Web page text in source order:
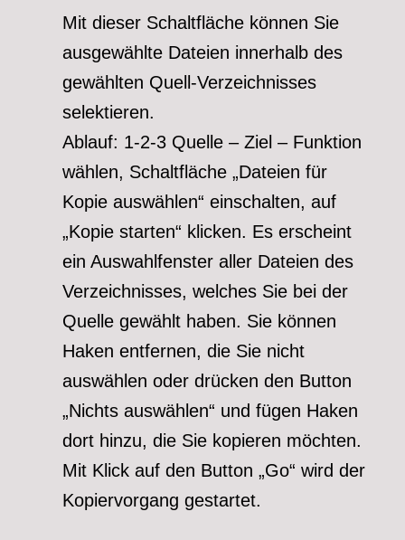
Mit dieser Schaltfläche können Sie
ausgewählte Dateien innerhalb des
gewählten Quell-Verzeichnisses
selektieren.
Ablauf: 1-2-3 Quelle – Ziel – Funktion
wählen, Schaltfläche „Dateien für
Kopie auswählen“ einschalten, auf
„Kopie starten“ klicken. Es erscheint
ein Auswahlfenster aller Dateien des
Verzeichnisses, welches Sie bei der
Quelle gewählt haben. Sie können
Haken entfernen, die Sie nicht
auswählen oder drücken den Button
„Nichts auswählen“ und fügen Haken
dort hinzu, die Sie kopieren möchten.
Mit Klick auf den Button „Go“ wird der
Kopiervorgang gestartet.